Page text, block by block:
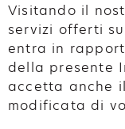
Visitando il
servizi offerti
entra in
della presente
accetta anche
modificata di